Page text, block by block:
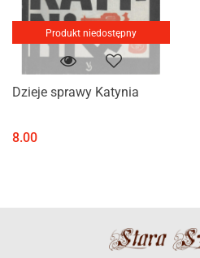
Produkt niedostępny
Dzieje sprawy Katynia
8.00